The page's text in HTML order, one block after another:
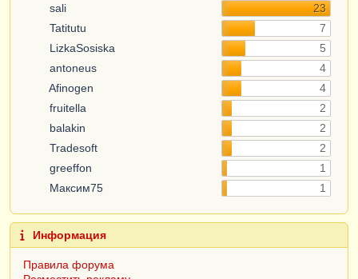
sali
23
Tatitutu
7
LizkaSosiska
5
antoneus
4
Afinogen
4
fruitella
2
balakin
2
Tradesoft
2
greeffon
1
Максим75
1
Информация
Правила форума